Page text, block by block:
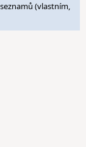
(vlastním,